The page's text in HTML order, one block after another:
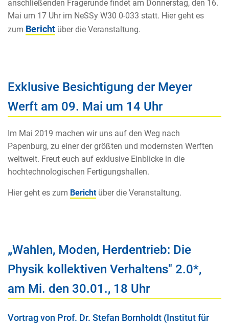
anschließenden Fragerunde findet am Donnerstag, den 16.
Mai um 17 Uhr im NeSSy W30 0-033 statt. Hier geht es
zum Bericht über die Veranstaltung.
Exklusive Besichtigung der Meyer
Werft am 09. Mai um 14 Uhr
Im Mai 2019 machen wir uns auf den Weg nach
Papenburg, zu einer der größten und modernsten Werften
weltweit. Freut euch auf exklusive Einblicke in die
hochtechnologischen Fertigungshallen.
Hier geht es zum Berichtüber die Veranstaltung.
„Wahlen, Moden, Herdentrieb: Die
Physik kollektiven Verhaltens" 2.0*,
am Mi. den 30.01., 18 Uhr
Vortrag von Prof. Dr. Stefan Bornholdt (Institut für